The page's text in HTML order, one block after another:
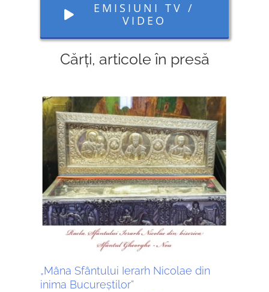
EMISIUNI TV /
VIDEO
Cărți, articole în presă
„Mâna Sfântului Ierarh Nicolae din
inima Bucureștilor”